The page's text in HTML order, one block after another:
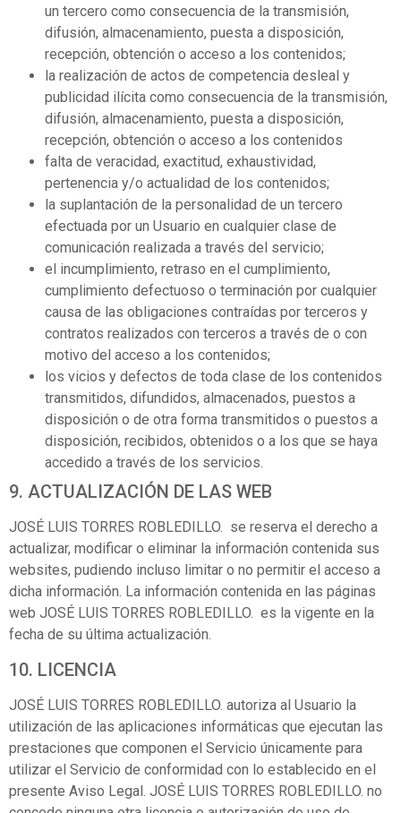
un tercero como consecuencia de la transmisión,
difusión, almacenamiento, puesta a disposición,
recepción, obtención o acceso a los contenidos;
la realización de actos de competencia desleal y
publicidad ilícita como consecuencia de la transmisión,
difusión, almacenamiento, puesta a disposición,
recepción, obtención o acceso a los contenidos
falta de veracidad, exactitud, exhaustividad,
pertenencia y/o actualidad de los contenidos;
la suplantación de la personalidad de un tercero
efectuada por un Usuario en cualquier clase de
comunicación realizada a través del servicio;
el incumplimiento, retraso en el cumplimiento,
cumplimiento defectuoso o terminación por cualquier
causa de las obligaciones contraídas por terceros y
contratos realizados con terceros a través de o con
motivo del acceso a los contenidos;
los vicios y defectos de toda clase de los contenidos
transmitidos, difundidos, almacenados, puestos a
disposición o de otra forma transmitidos o puestos a
disposición, recibidos, obtenidos o a los que se haya
accedido a través de los servicios.
9. ACTUALIZACIÓN DE LAS WEB
JOSÉ LUIS TORRES ROBLEDILLO. se reserva el derecho a
actualizar, modificar o eliminar la información contenida sus
websites, pudiendo incluso limitar o no permitir el acceso a
dicha información. La información contenida en las páginas
web JOSÉ LUIS TORRES ROBLEDILLO. es la vigente en la
fecha de su última actualización.
10. LICENCIA
JOSÉ LUIS TORRES ROBLEDILLO. autoriza al Usuario la
utilización de las aplicaciones informáticas que ejecutan las
prestaciones que componen el Servicio únicamente para
utilizar el Servicio de conformidad con lo establecido en el
presente Aviso Legal. JOSÉ LUIS TORRES ROBLEDILLO. no